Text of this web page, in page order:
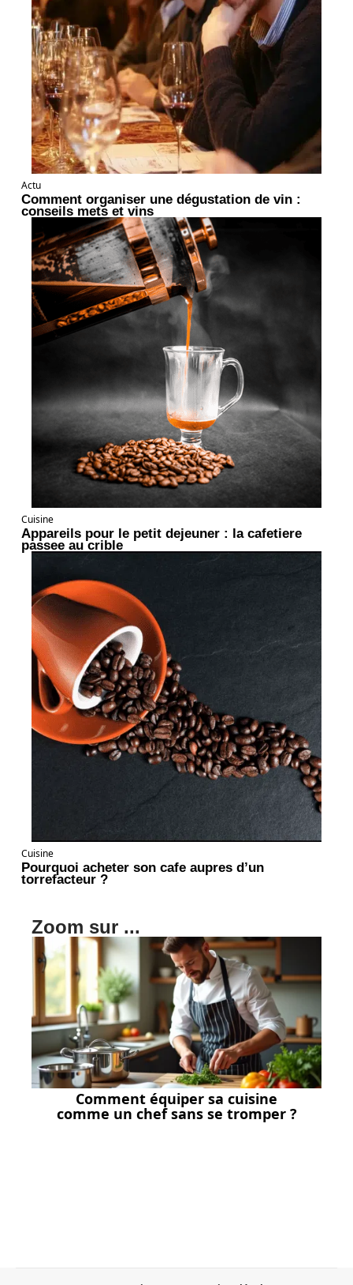
Actu
Comment organiser une dégustation de vin :
conseils mets et vins
Cuisine
Appareils pour le petit dejeuner : la cafetiere
passee au crible
Cuisine
Pourquoi acheter son cafe aupres d’un
torrefacteur ?
Zoom sur ...
Comment équiper sa cuisine
comme un chef sans se tromper ?